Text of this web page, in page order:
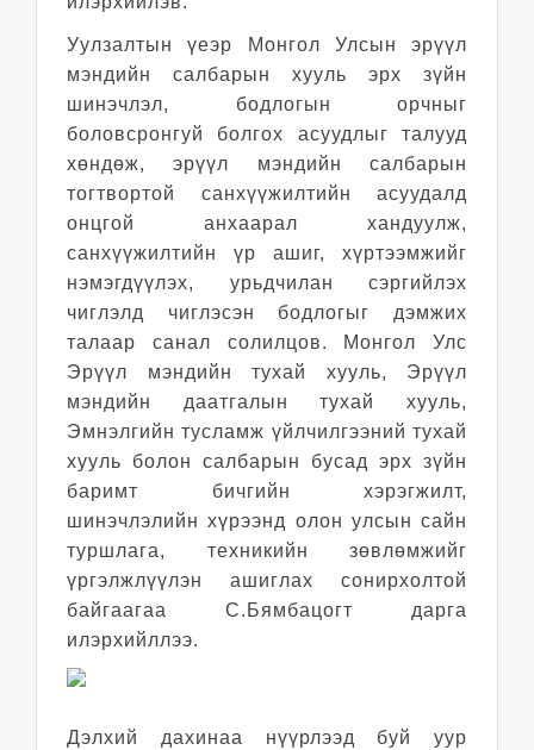
Уулзалтын үеэр
Монгол Улсын эрүүл
мэндийн салбарын хууль эрх зүйн
шинэчлэл, бодлогын орчныг
боловсронгуй болгох асуудлыг талууд
хөндөж, эрүүл мэндийн салбарын
тогтвортой санхүүжилтийн асуудалд
онцгой анхаарал хандуулж,
санхүүжилтийн үр ашиг, хүртээмжийг
нэмэгдүүлэх, урьдчилан сэргийлэх
чиглэлд чиглэсэн бодлогыг дэмжих
талаар санал солилцов. Монгол Улс
Эрүүл мэндийн тухай хууль, Эрүүл
мэндийн даатгалын тухай хууль,
Эмнэлгийн тусламж үйлчилгээний тухай
хууль болон салбарын бусад эрх зүйн
баримт бичгийн хэрэгжилт,
шинэчлэлийн хүрээнд олон улсын сайн
туршлага, техникийн зөвлөмжийг
үргэлжлүүлэн ашиглах сонирхолтой
байгаагаа С.Бямбацогт дарга
илэрхийллээ.
Дэлхий дахинаа нүүрлээд буй уур